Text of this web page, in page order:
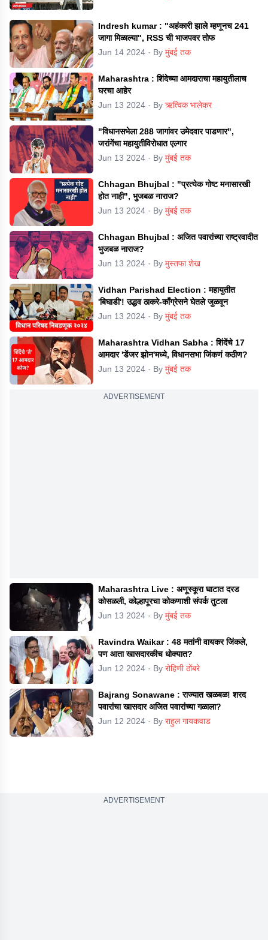
Indresh kumar : "अहंकारी झाले म्हणूनच 241
जागा मिळाल्या", RSS ची भाजपवर तोफ
Jun 14 2024 · By मुंबई तक
Maharashtra : शिंदेच्या आमदाराचा महायुतीलाच
घरचा आहेर
Jun 13 2024 · By ऋत्विक भालेकर
"विधानसभेला 288 जागांवर उमेदवार पाडणार",
जरांगेंचा महायुतीविरोधात एल्गार
Jun 13 2024 · By मुंबई तक
Chhagan Bhujbal : "प्रत्येक गोष्ट मनासारखी
होत नाही", भुजबळ नाराज?
Jun 13 2024 · By मुंबई तक
Chhagan Bhujbal : अजित पवारांच्या राष्ट्रवादीत
भुजबळ नाराज?
Jun 13 2024 · By मुस्तफा शेख
Vidhan Parishad Election : महायुतीत
'बिघाडी'! उद्धव ठाकरे-काँग्रेसने घेतले जुळवून
Jun 13 2024 · By मुंबई तक
Maharashtra Vidhan Sabha : शिंदेंचे 17
आमदार 'डेंजर झोन'मध्ये, विधानसभा जिंकणं कठीण?
Jun 13 2024 · By मुंबई तक
ADVERTISEMENT
Maharashtra Live : अणूस्कूरा घाटात दरड
कोसळली, कोल्हापूरचा कोकणाशी संपर्क तुटला
Jun 13 2024 · By मुंबई तक
Ravindra Waikar : 48 मतांनी वायकर जिंकले,
पण आता खासदारकीच धोक्यात?
Jun 12 2024 · By रोहिणी ठोंबरे
Bajrang Sonawane : राज्यात खळबळ! शरद
पवारांचा खासदार अजित पवारांच्या गळाला?
Jun 12 2024 · By राहुल गायकवाड
ADVERTISEMENT